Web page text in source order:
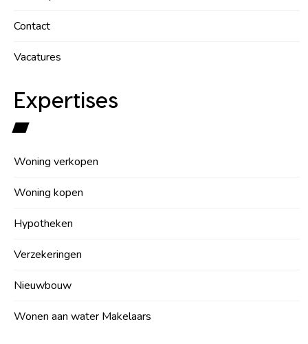
Contact
Vacatures
Expertises
Woning verkopen
Woning kopen
Hypotheken
Verzekeringen
Nieuwbouw
Wonen aan water Makelaars